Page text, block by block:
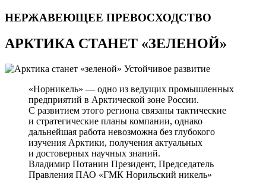
НЕРЖАВЕЮЩЕЕ ПРЕВОСХОДСТВО
АРКТИКА СТАНЕТ «ЗЕЛЕНОЙ»
Устойчивое развитие
«Норникель» — одно из ведущих промышленных
предприятий в Арктической зоне России.
С развитием этого региона связаны тактические
и стратегические планы компании, однако
дальнейшая работа невозможна без глубокого
изучения Арктики, получения актуальных
и достоверных научных знаний.
Владимир Потанин Президент, Председатель
Правления ПАО «ГМК Норильский никель»